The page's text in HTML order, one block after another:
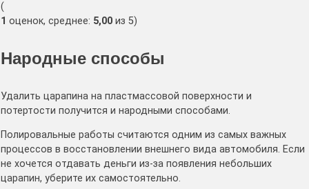
(
1 оценок, среднее: 5,00 из 5)
Народные способы
Удалить царапина на пластмассовой поверхности и
потертости получится и народными способами.
Полировальные работы считаются одним из самых важных
процессов в восстановлении внешнего вида автомобиля. Если
не хочется отдавать деньги из-за появления небольших
царапин, уберите их самостоятельно.